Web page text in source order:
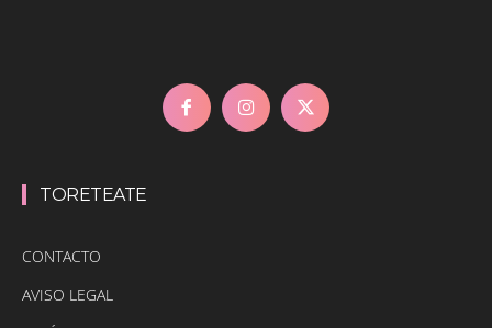
TORETEATE
CONTACTO
AVISO LEGAL